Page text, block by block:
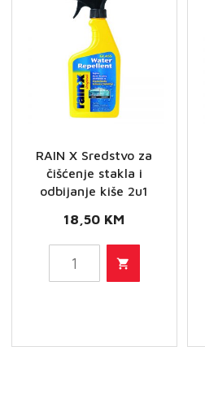
RAIN X Sredstvo za
čišćenje stakla i
odbijanje kiše 2u1
18,50 KM
RAIN
X